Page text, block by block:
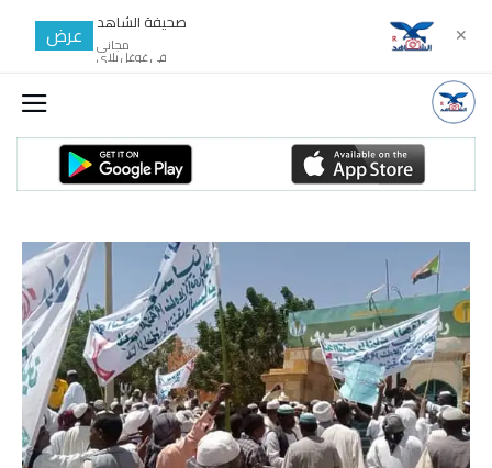
✕ صحيفة الشاهد
مجانى
في غوغل بلاي
عرض